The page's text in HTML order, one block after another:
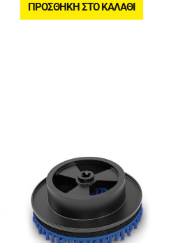
ΠΡΟΣΘΉΚΗ ΣΤΟ ΚΑΛΆΘΙ